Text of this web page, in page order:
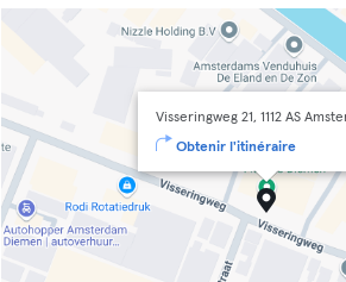
Visseringweg 21, 1112 AS
Obtenir l'itinéraire